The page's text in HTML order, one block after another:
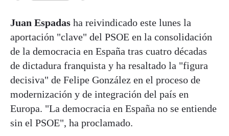
Juan Espadas ha reivindicado este lunes la
aportación "clave" del PSOE en la consolidación
de la democracia en España tras cuatro décadas
de dictadura franquista y ha resaltado la "figura
decisiva" de Felipe González en el proceso de
modernización y de integración del país en
Europa. "La democracia en España no se entiende
sin el PSOE", ha proclamado.